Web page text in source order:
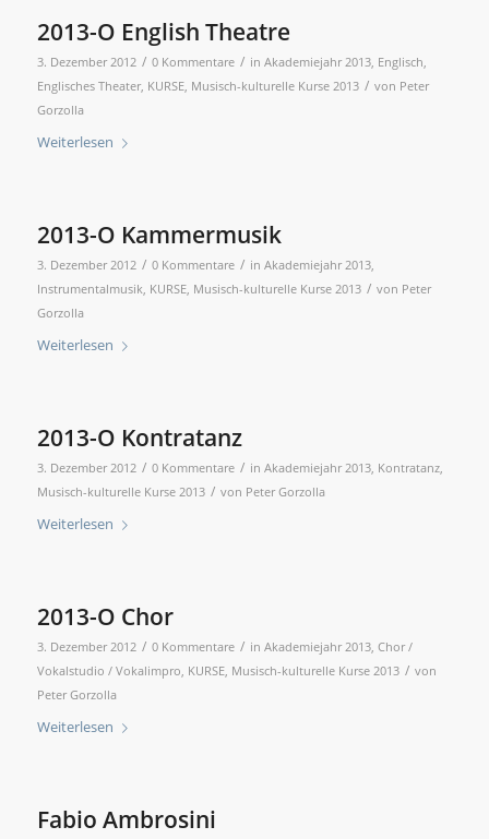
2013-O English Theatre
3. Dezember 2012 / 0 Kommentare / in Akademiejahr 2013, Englisch,
Englisches Theater, KURSE, Musisch-kulturelle Kurse 2013 / von Peter
Gorzolla
Weiterlesen
2013-O Kammermusik
3. Dezember 2012 / 0 Kommentare / in Akademiejahr 2013,
Instrumentalmusik, KURSE, Musisch-kulturelle Kurse 2013 / von Peter
Gorzolla
Weiterlesen
2013-O Kontratanz
3. Dezember 2012 / 0 Kommentare / in Akademiejahr 2013, Kontratanz,
Musisch-kulturelle Kurse 2013 / von Peter Gorzolla
Weiterlesen
2013-O Chor
3. Dezember 2012 / 0 Kommentare / in Akademiejahr 2013, Chor /
Vokalstudio / Vokalimpro, KURSE, Musisch-kulturelle Kurse 2013 / von
Peter Gorzolla
Weiterlesen
Fabio Ambrosini